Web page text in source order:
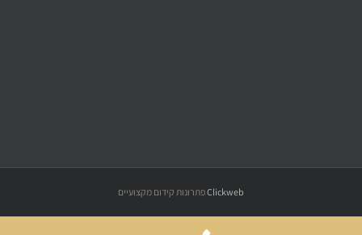
Clickwebפתרונות קידום מקצועיים